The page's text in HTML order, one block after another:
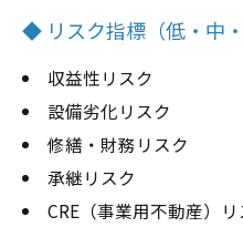
◆ リスク指標（低・中・
収益性リスク
設備劣化リスク
修繕・財務リスク
承継リスク
CRE（事業用不動産）リ